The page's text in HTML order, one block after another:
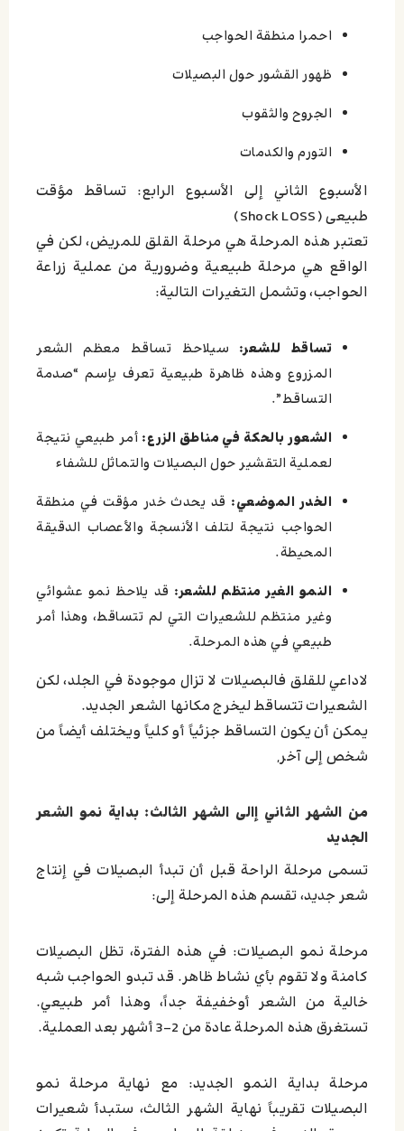
احمرا منطقة الحواجب
ظهور القشور حول البصيلات
الجروح والثقوب
التورم والكدمات
الأسبوع الثاني إلى الأسبوع الرابع: تساقط مؤقت
طبيعى (Shock LOSS)
تعتبر هذه المرحلة هي مرحلة القلق للمريض، لكن في
الواقع هي مرحلة طبيعية وضرورية من عملية زراعة
الحواجب، وتشمل التغيرات التالية:
تساقط للشعر: سيلاحظ تساقط معظم الشعر
المزروع وهذه ظاهرة طبيعية تعرف بإسم “صدمة
التساقط”.
الشعور بالحكة في مناطق الزرع: أمر طبيعي نتيجة
لعملية التقشير حول البصيلات والتماثل للشفاء
الخدر الموضعي: قد يحدث خدر مؤقت في منطقة
الحواجب نتيجة لتلف الأنسجة والأعصاب الدقيقة
المحيطة.
النمو الغير منتظم للشعر: قد يلاحظ نمو عشوائي
وغير منتظم للشعيرات التي لم تتساقط، وهذا أمر
طبيعي في هذه المرحلة.
لاداعي للقلق فالبصيلات لا تزال موجودة في الجلد، لكن
الشعيرات تتساقط ليخرج مكانها الشعر الجديد.
يمكن أن يكون التساقط جزئياً أو كلياً ويختلف أيضاً من
شخص إلى آخر,
من الشهر الثاني إالى الشهر الثالث: بداية نمو الشعر
الجديد
تسمى مرحلة الراحة قبل أن تبدأ البصيلات في إنتاج
شعر جديد، تقسم هذه المرحلة إلى:
مرحلة نمو البصيلات: في هذه الفترة، تظل البصيلات
كامنة ولا تقوم بأي نشاط ظاهر. قد تبدو الحواجب شبه
خالية من الشعر أوخفيفة جداً، وهذا أمر طبيعي.
تستغرق هذه المرحلة عادة من 2-3 أشهر بعد العملية.
مرحلة بداية النمو الجديد: مع نهاية مرحلة نمو
البصيلات تقريباً نهاية الشهر الثالث، ستبدأ شعيرات